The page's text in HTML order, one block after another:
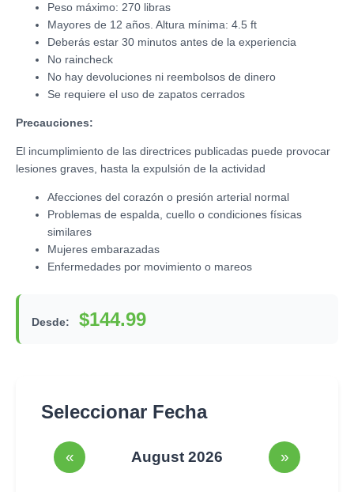
Peso máximo: 270 libras
Mayores de 12 años. Altura mínima: 4.5 ft
Deberás estar 30 minutos antes de la experiencia
No raincheck
No hay devoluciones ni reembolsos de dinero
Se requiere el uso de zapatos cerrados
Precauciones:
El incumplimiento de las directrices publicadas puede provocar
lesiones graves, hasta la expulsión de la actividad
Afecciones del corazón o presión arterial normal
Problemas de espalda, cuello o condiciones físicas
similares
Mujeres embarazadas
Enfermedades por movimiento o mareos
Desde: $144.99
Seleccionar Fecha
« August 2026 »